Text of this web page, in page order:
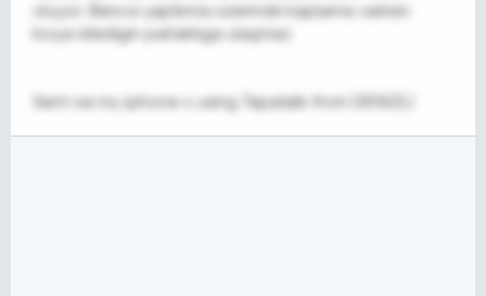
oluyor. Bence yaptırma üzerinde kaplama varken
boya istedigin parlaklıga ulaşmaz.
Sent via my iphone x using Tapatalk from DENİZLİ